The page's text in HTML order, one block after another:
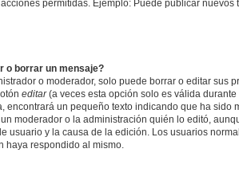
permitidas. Ejemplo: Puede publicar nuevos
o borrar un mensaje?
o moderador, solo puede borrar o editar sus
editar(a veces esta opción solo es válida
encontrará un pequeño texto indicando que ha sido
moderador o la administración quién lo editó,
usuario y la causa de la edición. Los usuarios
haya respondido al mismo.